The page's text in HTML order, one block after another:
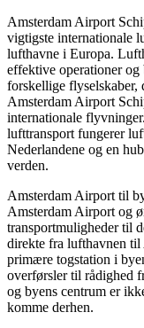
Amsterdam Airport
vigtigste internationale
lufthavne i Europa.
effektive operationer
forskellige flyselskaber,
Amsterdam Airport
internationale
lufttransport fungerer
Nederlandene og en
verden.
Amsterdam Airport til
Amsterdam Airport og
transportmuligheder til
direkte fra lufthavnen til
primære togstation i
overførsler til rådighed
og byens centrum er
komme derhen.